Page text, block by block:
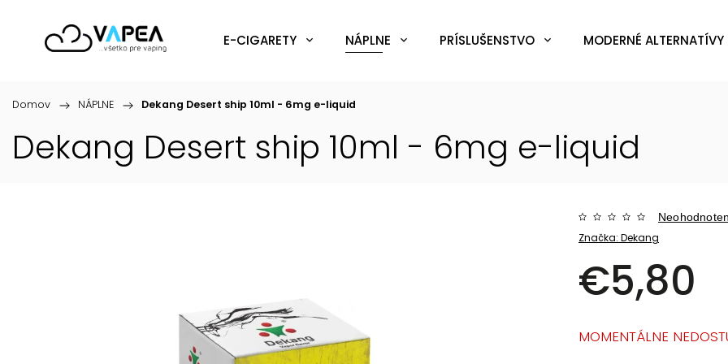
E-CIGARETY NÁPLNE PRÍSLUŠENSTVO MODERNÉ ALTERNATÍVY
Domov / NÁPLNE / Dekang Desert ship 10ml - 6mg e-liquid
Dekang Desert ship 10ml - 6mg e-liquid
Značka:Dekang
€5,80
MOMENTÁLNE